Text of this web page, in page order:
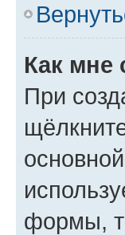
Как мне
При
формы,